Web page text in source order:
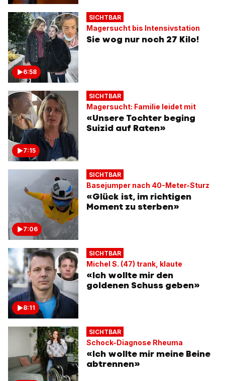
6:58
SICHTBAR
Magersucht bis Intensivstation
Sie wog nur noch 27 Kilo!
7:15
SICHTBAR
Magersucht: Familie leidet mit
«Unsere Tochter beging
Suizid auf Raten»
7:06
SICHTBAR
Basejumper nach 40-Meter-Sturz
«Glück ist, im richtigen
Moment zu sterben»
8:11
SICHTBAR
Michel S. (47) trank, klaute
«Ich wollte mir den
goldenen Schuss geben»
SICHTBAR
Schock-Diagnose Rheuma
«Ich wollte mir meine Beine
abtrennen»